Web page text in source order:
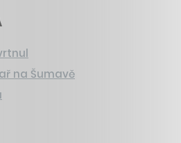
na Šumavě